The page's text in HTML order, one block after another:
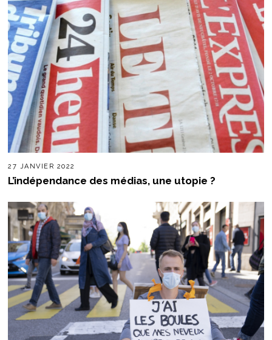
27 JANVIER 2022
L’indépendance des médias, une utopie ?